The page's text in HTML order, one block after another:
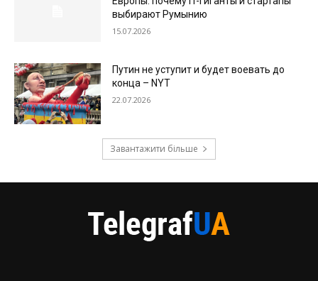
выбирают Румынию
15.07.2026
Путин не уступит и будет воевать до
конца – NYT
22.07.2026
Завантажити більше